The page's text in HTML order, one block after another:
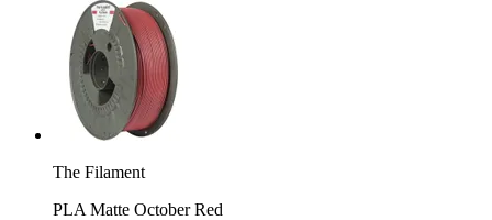
The Filament
PLA Matte October Red